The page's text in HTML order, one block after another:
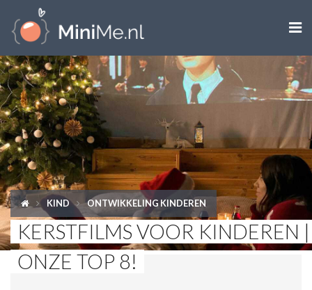

ZWANGER WORDEN
ZWANGER
BABY
PEUTER
KIND
LIFESTYLE
KIND ONTWIKKELING KINDEREN
KERSTFILMS VOOR KINDEREN |
ONZE TOP 8!